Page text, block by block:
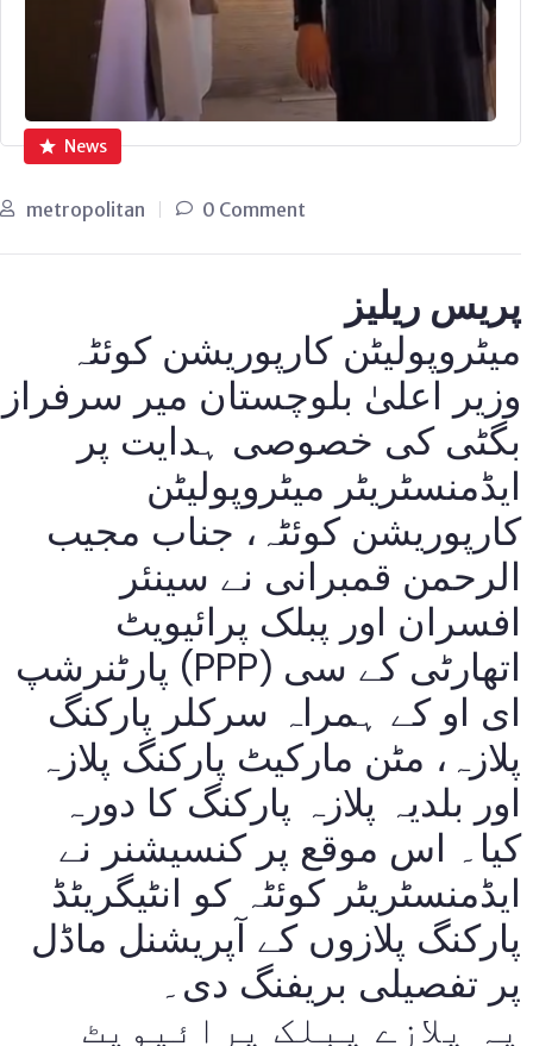
News
metropolitan 0 Comment
پریس ریلیز
میٹروپولیٹن کارپوریشن کوئٹہ
وزیر اعلیٰ بلوچستان میر سرفراز
بگٹی کی خصوصی ہدایت پر
ایڈمنسٹریٹر میٹروپولیٹن
کارپوریشن کوئٹہ، جناب مجیب
الرحمن قمبرانی نے سینئر
افسران اور پبلک پرائیویٹ
پارٹنرشپ (PPP) اتھارٹی کے سی
ای او کے ہمراہ سرکلر پارکنگ
پلازہ، مٹن مارکیٹ پارکنگ پلازہ
اور بلدیہ پلازہ پارکنگ کا دورہ
کیا۔ اس موقع پر کنسیشنر نے
ایڈمنسٹریٹر کوئٹہ کو انٹیگریٹڈ
پارکنگ پلازوں کے آپریشنل ماڈل
پر تفصیلی بریفنگ دی۔
یہ پلازے پبلک پرائیویٹ